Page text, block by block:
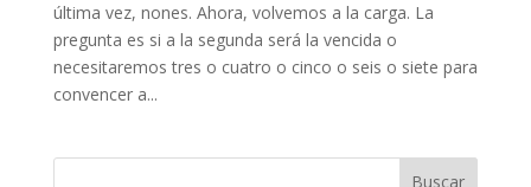
última vez, nones. Ahora, volvemos a la carga. La
pregunta es si a la segunda será la vencida o
necesitaremos tres o cuatro o cinco o seis o siete para
convencer a...